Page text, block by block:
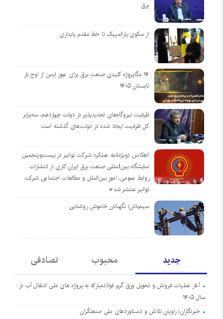
برق
از سکوی پارالمپیک تا خط مقدم پایداری
۱۴ مگاپروژه‌ کلیدی صنعت برق برای عبور ایمن از اوج بار
تابستان ۱۴۰۵
ظرفیت نیروگاه‌های تجدیدپذیر در دولت چهاردهم، سه‌برابر
کل ظرفیت ایجاد شده در دولت‌های گذشته است
انعکاس (ویژه‌نامه عملکرد شرکت توانیر در بیست‌وپنجمین
نمایشگاه بین‌المللی صنعت برق ایران کاری از انتشارات
روابط عمومی، امور بین‌الملل و مطالعات اجتماعی شرکت
توانیر منتشر شد*
سیم‌بانان؛ نگهبانان خاموش روشنایی
جدید محبوب تصادفی
آغاز عملیات فروش و تحویل ورق گرم فولادمبارکه به پروژه های ملی انتقال آب در
سال ۱۴۰۵
خبرنگاران؛ راویان تلاش و دستاوردهای ملی صنعتگران